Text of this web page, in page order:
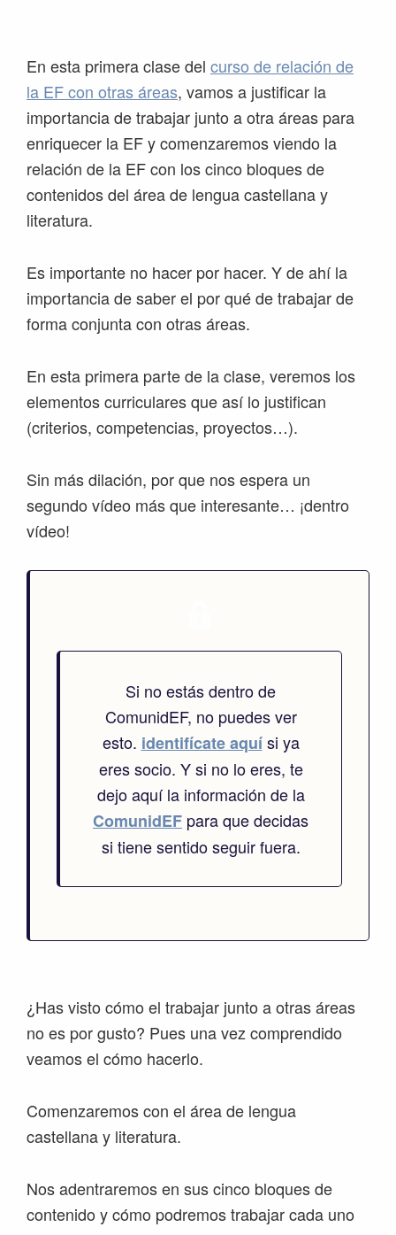
navegación
principal
contenido
principal
barra
lateral
principal
página
En esta primera clase del curso de relación de
la EF con otras áreas, vamos a justificar la
importancia de trabajar junto a otra áreas para
enriquecer la EF y comenzaremos viendo la
relación de la EF con los cinco bloques de
contenidos del área de lengua castellana y
literatura.
Es importante no hacer por hacer. Y de ahí la
importancia de saber el por qué de trabajar de
forma conjunta con otras áreas.
En esta primera parte de la clase, veremos los
elementos curriculares que así lo justifican
(criterios, competencias, proyectos…).
Sin más dilación, por que nos espera un
segundo vídeo más que interesante… ¡dentro
vídeo!
Si no estás dentro de
ComunidEF, no puedes ver
esto. identifícate aquísi ya
eres socio. Y si no lo eres, te
dejo aquí la información de la
ComunidEF para que decidas
si tiene sentido seguir fuera.
¿Has visto cómo el trabajar junto a otras áreas
no es por gusto? Pues una vez comprendido
veamos el cómo hacerlo.
Comenzaremos con el área de lengua
castellana y literatura.
Nos adentraremos en sus cinco bloques de
contenido y cómo podremos trabajar cada uno